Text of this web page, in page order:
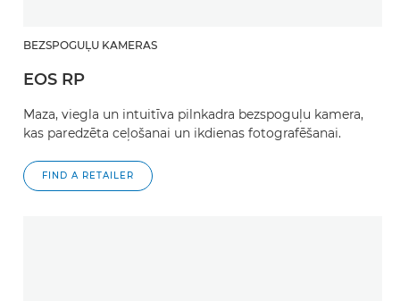
BEZSPOGUĻU KAMERAS
EOS RP
Maza, viegla un intuitīva pilnkadra bezspoguļu kamera,
kas paredzēta ceļošanai un ikdienas fotografēšanai.
FIND A RETAILER